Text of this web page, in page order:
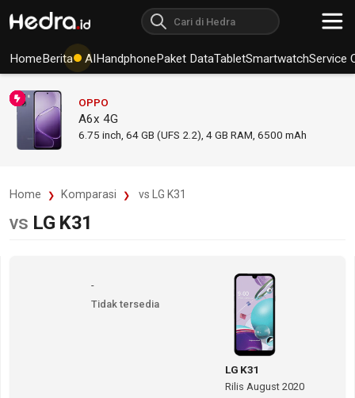
HomeBerita AIHandphonePaket DataTabletSmartwatchService
OPPO
A6x 4G
6.75 inch, 64 GB (UFS 2.2), 4 GB RAM 6500 mAh
Home Komparasi vs LG K31
vs LG K31
-
Tidak tersedia
LG K31
Rilis August 2020